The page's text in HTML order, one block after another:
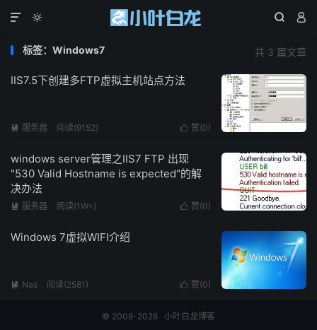
  

共 3 篇文章
标签：Windows7
IIS7.5下创建多FTP虚拟主机站点方法
 赞(0)
 服务器 阅读(9152)
windows server管理之IIS7 FTP 出现
"530 Valid Hostname is expected"的解
决办法
 赞(0)
 服务器 阅读(1W+)
Windows 7虚拟WIFI介绍
 赞(0)
 Nas 阅读(2581)
© 2008-2026 小叶白龙博客